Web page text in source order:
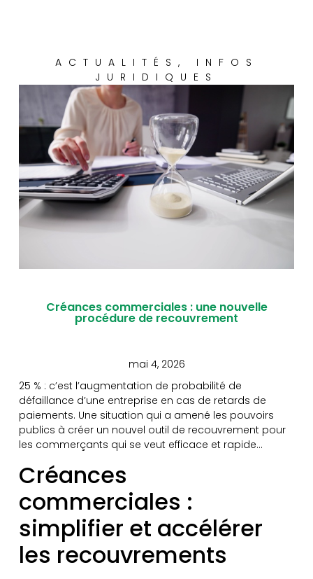
ACTUALITÉS , INFOS
JURIDIQUES
Créances commerciales : une nouvelle
procédure de recouvrement
mai 4, 2026
25 % : c’est l’augmentation de probabilité de
défaillance d’une entreprise en cas de retards de
paiements. Une situation qui a amené les pouvoirs
publics à créer un nouvel outil de recouvrement pour
les commerçants qui se veut efficace et rapide…
Créances
commerciales :
simplifier et accélérer
les recouvrements